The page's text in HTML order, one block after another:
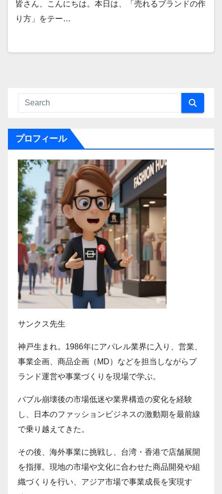
皆さん、こんにちは。本日は、「売れるブランドの作
り方」をテー…
プロフィール
サンクス先生
神戸生まれ。1986年にアパレル業界に入り、営業、
事業企画、商品企画（MD）などを担当しながらブ
ランド運営や事業づくりを現場で学ぶ。
バブル崩壊後の市場低迷や業界構造の変化を経験
し、日本のファッションビジネスの激動期を最前線
で乗り越えてきた。
その後、海外事業に挑戦し、台湾・香港で店舗展開
を指揮。現地の市場や文化に合わせた商品開発や組
織づくりを行い、アジア市場で事業成長を実現す